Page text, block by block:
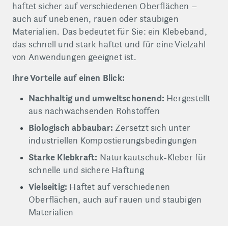
haftet sicher auf verschiedenen Oberflächen –
auch auf unebenen, rauen oder staubigen
Materialien. Das bedeutet für Sie: ein Klebeband,
das schnell und stark haftet und für eine Vielzahl
von Anwendungen geeignet ist.
Ihre Vorteile auf einen Blick:
Nachhaltig und umweltschonend: Hergestellt
aus nachwachsenden Rohstoffen
Biologisch abbaubar: Zersetzt sich unter
industriellen Kompostierungsbedingungen
Starke Klebkraft: Naturkautschuk-Kleber für
schnelle und sichere Haftung
Vielseitig: Haftet auf verschiedenen
Oberflächen, auch auf rauen und staubigen
Materialien